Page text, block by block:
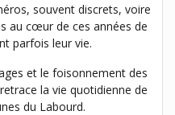
souvent discrets, voire
au cœur de ces années de
parfois leur vie.
et le foisonnement des
la vie quotidienne de
du Labourd.